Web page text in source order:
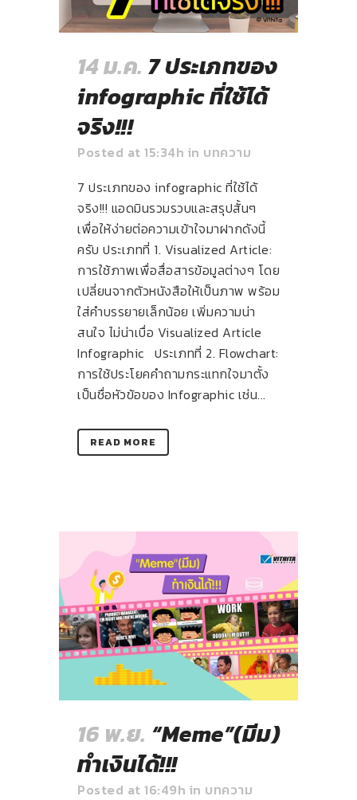
14 ม.ค. 7 ประเภทของ
infographic ที่ใช้ได้
จริง!!!
Posted at 15:34h in บทความ
7 ประเภทของ infographic ที่ใช้ได้
จริง!!! แอดมินรวมรวบและสรุปสั้นๆ
เพื่อให้ง่ายต่อความเข้าใจมาฝากดังนี้
ครับ ประเภทที่ 1. Visualized Article:
การใช้ภาพเพื่อสื่อสารข้อมูลต่างๆ โดย
เปลี่ยนจากตัวหนังสือให้เป็นภาพ พร้อม
ใส่คำบรรยายเล็กน้อย เพิ่มความน่า
สนใจ ไม่น่าเบื่อ Visualized Article
Infographic ประเภทที่ 2. Flowchart:
การใช้ประโยคคำถามกระแทกใจมาตั้ง
เป็นชื่อหัวข้อของ Infographic เช่น...
READ MORE
16 พ.ย. “Meme”(มีม)
ทำเงินได้!!!
Posted at 16:49h in บทความ